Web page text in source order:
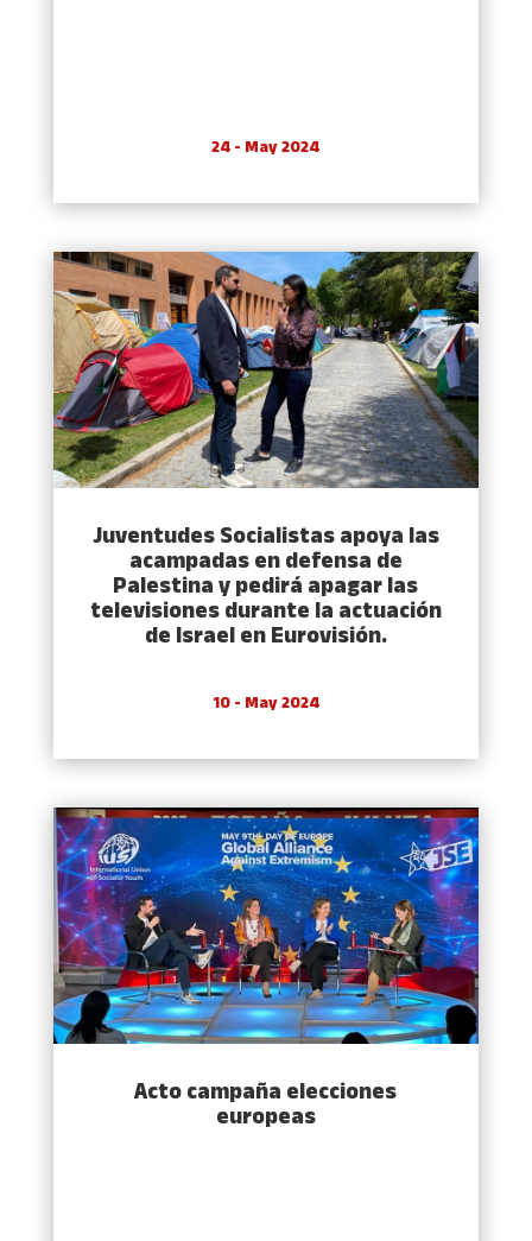
24 - May 2024
Juventudes Socialistas apoya las
acampadas en defensa de
Palestina y pedirá apagar las
televisiones durante la actuación
de Israel en Eurovisión.
10 - May 2024
Acto campaña elecciones
europeas